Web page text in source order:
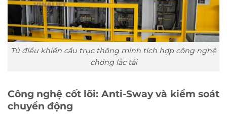
Tủ điều khiển cầu trục thông minh tích hợp công nghệ
chống lắc tải
Công nghệ cốt lõi: Anti-Sway và kiểm soát
chuyển động